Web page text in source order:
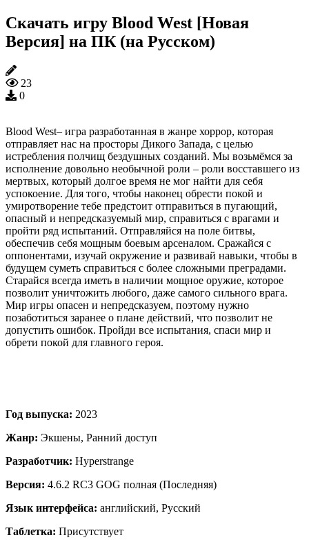
Скачать игру Blood West [Новая
Версия] на ПК (на Русском)
23
0
Blood West– игра разработанная в жанре хоррор, которая
отправляет нас на просторы Дикого Запада, с целью
истребления полчищ бездушных созданий. Мы возьмёмся за
исполнение довольно необычной роли – роли восставшего из
мертвых, который долгое время не мог найти для себя
успокоение. Для того, чтобы наконец обрести покой и
умиротворение тебе предстоит отправиться в пугающий,
опасный и непредсказуемый мир, справиться с врагами и
пройти ряд испытаний. Отправляйся на поле битвы,
обеспечив себя мощным боевым арсеналом. Сражайся с
оппонентами, изучай окружение и развивай навыки, чтобы в
будущем суметь справиться с более сложными преградами.
Старайся всегда иметь в наличии мощное оружие, которое
позволит уничтожить любого, даже самого сильного врага.
Мир игры опасен и непредсказуем, поэтому нужно
позаботиться заранее о плане действий, что позволит не
допустить ошибок. Пройди все испытания, спаси мир и
обрети покой для главного героя.
Год выпуска: 2023
Жанр: Экшены, Ранний доступ
Разработчик: Hyperstrange
Версия: 4.6.2 RC3 GOG полная (Последняя)
Язык интерфейса: английский, Русский
Таблетка: Присутствует